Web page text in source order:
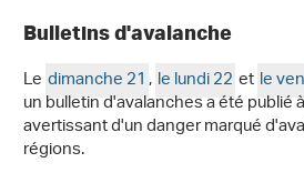
Bulletins d'avalanche
Ledimanche 21,le lundi 22etle
un bulletin d'avalanches a été publié
avertissant d'un danger marqué
régions.